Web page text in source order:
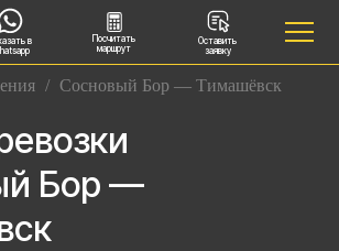
в
Посчитать
маршрут
Оставить
заявку
/ Сосновый Бор — Тимашёвск
Бор —